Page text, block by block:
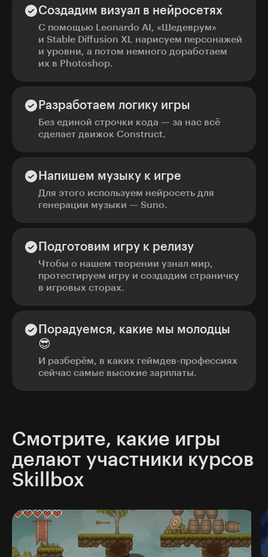
Создадим визуал в нейросетях
С помощью Leonardo AI, «Шедеврум»
и Stable Diffusion XL нарисуем персонажей
и уровни, а потом немного доработаем
их в Photoshop.
Разработаем логику игры
Без единой строчки кода — за нас всё
сделает движок Construct.
Напишем музыку к игре
Для этого используем нейросеть для
генерации музыки — Suno.
Подготовим игру к релизу
Чтобы о нашем творении узнал мир,
протестируем игру и создадим страничку
в игровых сторах.
Порадуемся, какие мы молодцы
😎
И разберём, в каких геймдев-профессиях
сейчас самые высокие зарплаты.
Смотрите, какие игры
делают участники курсов
Skillbox